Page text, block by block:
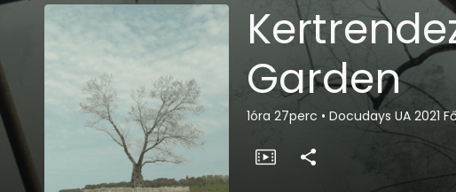
Garden
1óra 27perc • Docudays UA 2021